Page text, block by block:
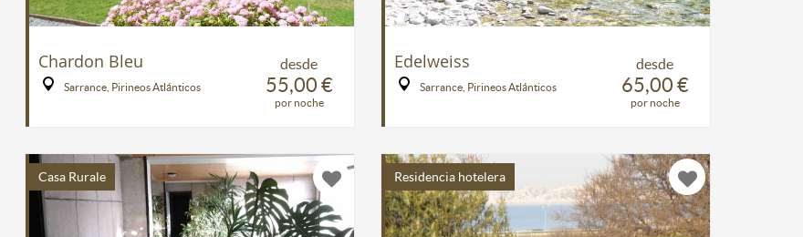
desde
55,00 €
por noche
Chardon Bleu
Sarrance, Pirineos Atlánticos
desde
65,00 €
por noche
Edelweiss
Sarrance, Pirineos Atlánticos
Casa Rurale Residencia hotelera